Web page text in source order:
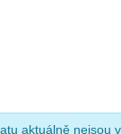
aktuálně nejsou